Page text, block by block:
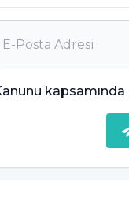
kapsamında